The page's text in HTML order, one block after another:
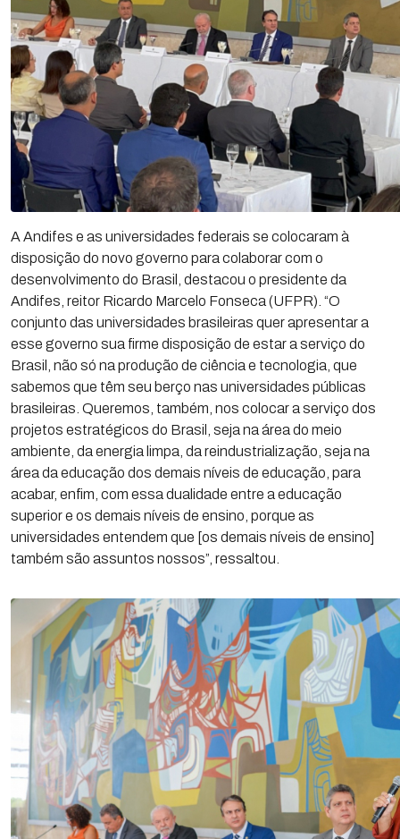
A Andifes e as universidades federais se colocaram à
disposição do novo governo para colaborar com o
desenvolvimento do Brasil, destacou o presidente da
Andifes, reitor Ricardo Marcelo Fonseca (UFPR). “O
conjunto das universidades brasileiras quer apresentar a
esse governo sua firme disposição de estar a serviço do
Brasil, não só na produção de ciência e tecnologia, que
sabemos que têm seu berço nas universidades públicas
brasileiras. Queremos, também, nos colocar a serviço dos
projetos estratégicos do Brasil, seja na área do meio
ambiente, da energia limpa, da reindustrialização, seja na
área da educação dos demais níveis de educação, para
acabar, enfim, com essa dualidade entre a educação
superior e os demais níveis de ensino, porque as
universidades entendem que [os demais níveis de ensino]
também são assuntos nossos”, ressaltou.